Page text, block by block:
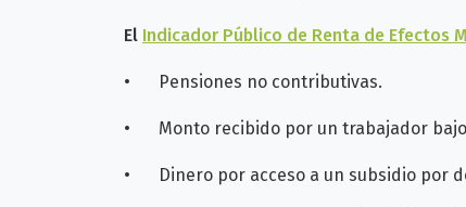
El Indicador Público de Renta de Efectos
• Pensiones no contributivas.
• Monto recibido por un trabajador
• Dinero por acceso a un subsidio por